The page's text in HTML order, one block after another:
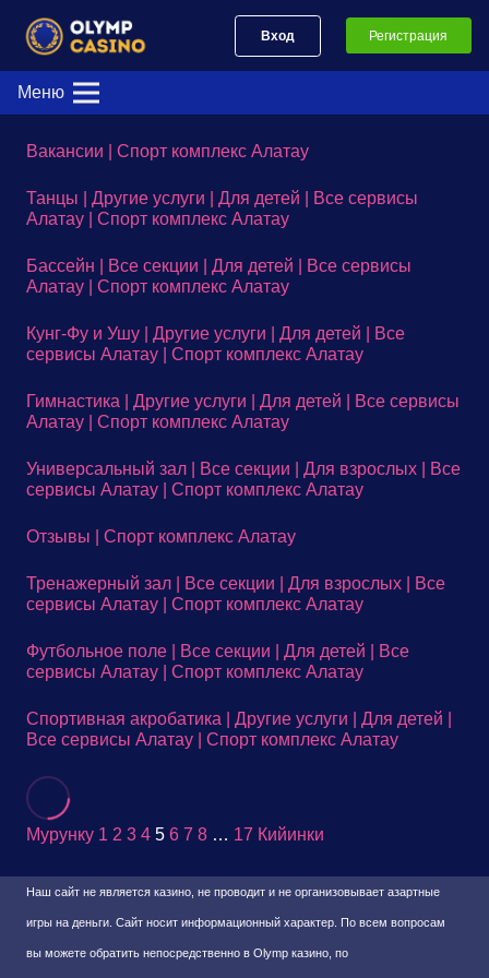
Вход Регистрация
Меню
Вакансии | Спорт комплекс Алатау
Танцы | Другие услуги | Для детей | Все сервисы
Алатау | Спорт комплекс Алатау
Бассейн | Все секции | Для детей | Все сервисы
Алатау | Спорт комплекс Алатау
Кунг-Фу и Ушу | Другие услуги | Для детей | Все
сервисы Алатау | Спорт комплекс Алатау
Гимнастика | Другие услуги | Для детей | Все сервисы
Алатау | Спорт комплекс Алатау
Универсальный зал | Все секции | Для взрослых | Все
сервисы Алатау | Спорт комплекс Алатау
Отзывы | Спорт комплекс Алатау
Тренажерный зал | Все секции | Для взрослых | Все
сервисы Алатау | Спорт комплекс Алатау
Футбольное поле | Все секции | Для детей | Все
сервисы Алатау | Спорт комплекс Алатау
Спортивная акробатика | Другие услуги | Для детей |
Все сервисы Алатау | Спорт комплекс Алатау
Мурунку 1 2 3 4 5 6 7 8 … 17 Кийинки
Наш сайт не является казино, не проводит и не организовывает азартные
игры на деньги. Сайт носит информационный характер. По всем вопросам
вы можете обратить непосредственно в Olymp казино, по